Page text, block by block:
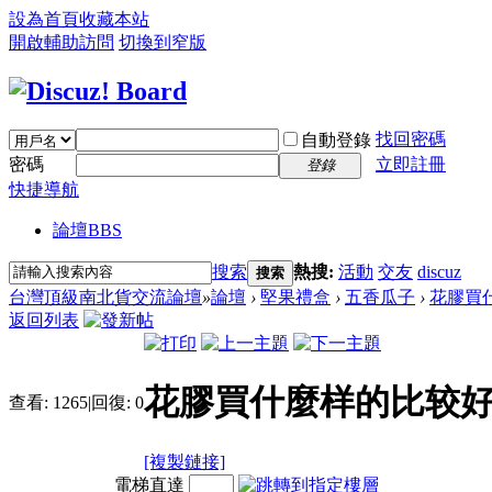
設為首頁收藏本站
開啟輔助訪問 切換到窄版
自動登錄 找回密碼
密碼
登錄
立即註冊
快捷導航
論壇BBS
搜索 搜索 熱搜: 活動 交友 discuz
台灣頂級南北貨交流論壇»論壇 › 堅果禮盒 › 五香瓜子 › 花膠買
返回列表
查看: 1265|回復: 0花膠買什麼样的比较
[複製鏈接]
電梯直達